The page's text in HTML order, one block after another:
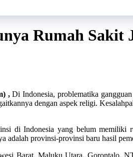
Rumah Sakit
,Di Indonesia, problematika
dengan aspek religi.
di Indonesia yang belum
adalah provinsi-provinsi baru hasil
Barat, Maluku Utara, Gorontalo,